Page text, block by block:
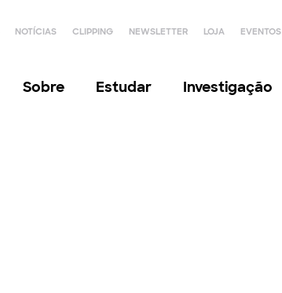
NOTÍCIAS CLIPPING NEWSLETTER LOJA EVENTOS
Sobre Estudar Investigação